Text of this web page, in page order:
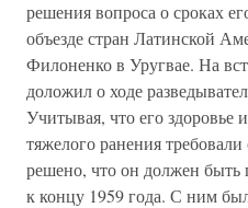
решения вопроса о сроках
объезде стран Латинской
Филоненко в Уругвае. На
доложил о ходе
Учитывая, что его здоровье
тяжелого ранения
решено, что он должен
к концу 1959 года. С ним